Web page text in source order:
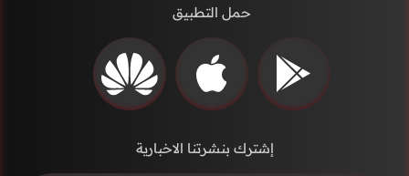
حمل التطبيق
إشترك بنشرتنا الاخبارية